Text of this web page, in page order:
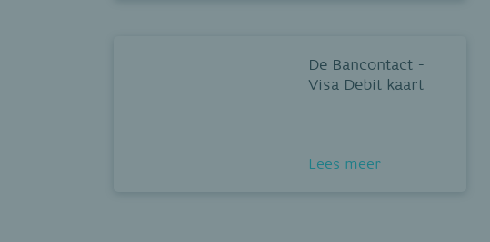
De Bancontact -
Visa Debit kaart
Lees meer